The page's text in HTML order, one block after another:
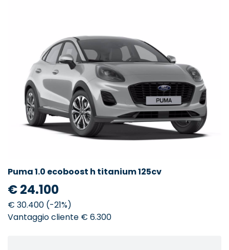
Puma 1.0 ecoboost h titanium 125cv
€ 24.100
€ 30.400 (-21%)
Vantaggio cliente € 6.300